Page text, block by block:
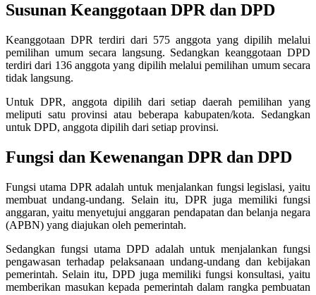
Susunan Keanggotaan DPR dan DPD
Keanggotaan DPR terdiri dari 575 anggota yang dipilih melalui
pemilihan umum secara langsung. Sedangkan keanggotaan DPD
terdiri dari 136 anggota yang dipilih melalui pemilihan umum secara
tidak langsung.
Untuk DPR, anggota dipilih dari setiap daerah pemilihan yang
meliputi satu provinsi atau beberapa kabupaten/kota. Sedangkan
untuk DPD, anggota dipilih dari setiap provinsi.
Fungsi dan Kewenangan DPR dan DPD
Fungsi utama DPR adalah untuk menjalankan fungsi legislasi, yaitu
membuat undang-undang. Selain itu, DPR juga memiliki fungsi
anggaran, yaitu menyetujui anggaran pendapatan dan belanja negara
(APBN) yang diajukan oleh pemerintah.
Sedangkan fungsi utama DPD adalah untuk menjalankan fungsi
pengawasan terhadap pelaksanaan undang-undang dan kebijakan
pemerintah. Selain itu, DPD juga memiliki fungsi konsultasi, yaitu
memberikan masukan kepada pemerintah dalam rangka pembuatan